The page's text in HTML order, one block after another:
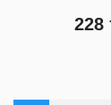
228